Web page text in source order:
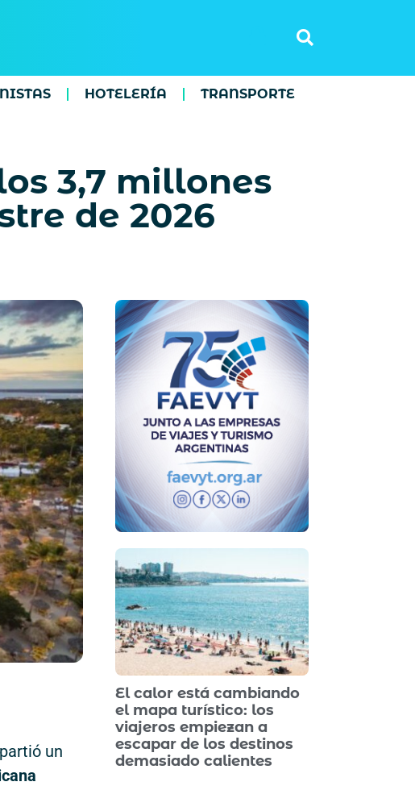
HOTELERÍA TRANSPORTE
3,7 millones
de 2026
un
El calor está cambiando
el mapa turístico: los
viajeros empiezan a
escapar de los destinos
demasiado calientes